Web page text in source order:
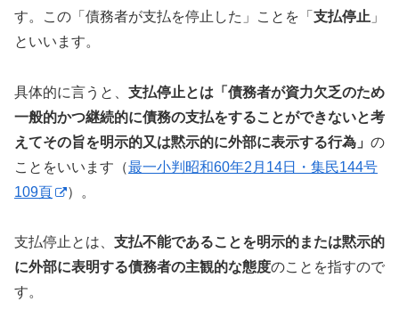
す。この「債務者が支払を停止した」ことを「 支払停止 」
といいます。
具体的に言うと、 支払停止とは「債務者が資力欠乏のため
一般的かつ継続的に債務の支払をすることができないと考
えてその旨を明示的又は黙示的に外部に表示する行為」 の
ことをいいます（最一小判昭和60年2月14日・集民144号
109頁
）。
支払停止とは、 支払不能であることを明示的または黙示的
に外部に表明する債務者の主観的な態度のことを指すので
す。